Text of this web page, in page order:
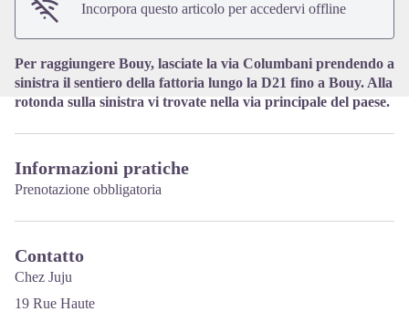
Incorpora questo articolo per accedervi offline
Per raggiungere Bouy, lasciate la via Columbani prendendo a
sinistra il sentiero della fattoria lungo la D21 fino a Bouy. Alla
rotonda sulla sinistra vi trovate nella via principale del paese.
Informazioni pratiche
Prenotazione obbligatoria
Contatto
Chez Juju
19 Rue Haute